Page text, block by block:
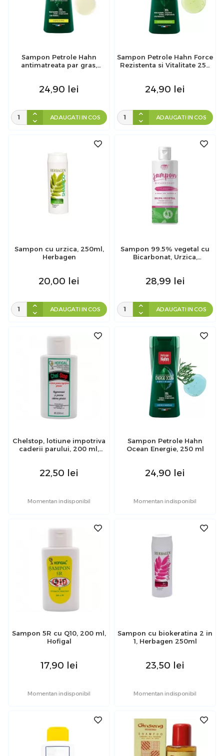
Sampon Petrole Hahn
antimatreata par gras,
24,90 lei
ADAUGATI IN COS
Sampon Petrole Hahn Force
Rezistenta si Vitalitate 250
24,90 lei
ADAUGATI IN COS
Sampon cu urzica, 250ml,
Herbagen
20,00 lei
ADAUGATI IN COS
Sampon 99.5% vegetal cu
Bicarbonat, Urzica,
28,99 lei
ADAUGATI IN COS
Chelstop, lotiune impotriva
caderii parului, 200 ml,
22,50 lei
Momentan indisponibil
Sampon Petrole Hahn
Ocean Energie, 250 ml
24,90 lei
Momentan indisponibil
Sampon 5R cu Q10, 200 ml,
Hofigal
17,90 lei
Momentan indisponibil
Sampon cu biokeratina 2 in
1, Herbagen 250ml
23,50 lei
Momentan indisponibil